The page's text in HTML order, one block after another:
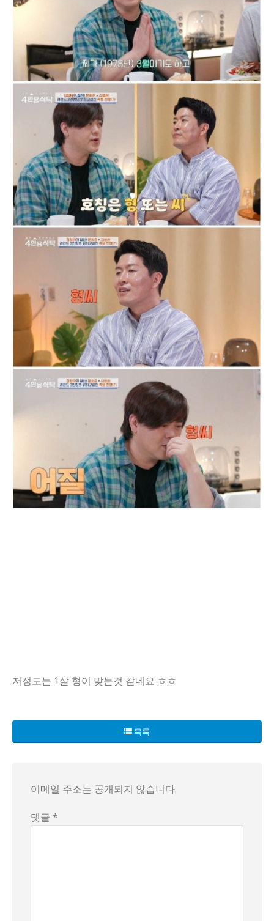
저정도는 1살 형이 맞는것 같네요 ㅎㅎ
김병현이 1개월 차이로 그들을 연결하는 끈이 되어 있었지
친구가 끊어진 이유는 기상천외한 와중에도 박진감 넘치는
목록
이메일 주소는 공개되지 않습니다.
댓글 *